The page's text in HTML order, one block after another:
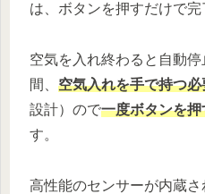
は、ボタンを押すだけで完
空気を入れ終わると自動
間、 空気入れを手で持つ必
設計）ので一度ボタンを
す。
高性能のセンサーが内蔵